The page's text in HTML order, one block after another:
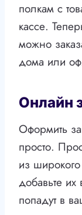
полкам с
кассе.
можно
дома или
Онлайн
Оформить
просто.
из
добавьте
попадут в